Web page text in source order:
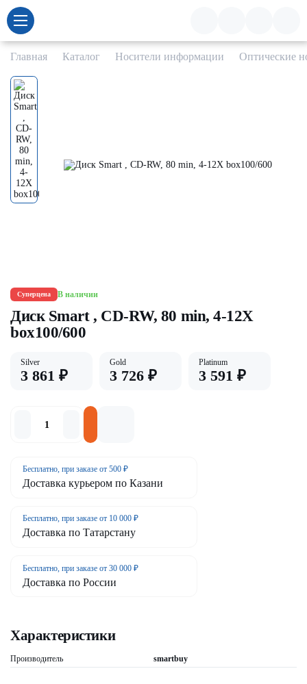
Главная Каталог Носители информации Оптические
Суперцена В наличии
Диск Smart , CD-RW, 80 min, 4-12X
box100/600
Silver
3 861 ₽
Gold
3 726 ₽
Platinum
3 591 ₽
Бесплатно, при заказе от 500 ₽
Доставка курьером по Казани
Бесплатно, при заказе от 10 000 ₽
Доставка по Татарстану
Бесплатно, при заказе от 30 000 ₽
Доставка по России
Характеристики
Производитель smartbuy